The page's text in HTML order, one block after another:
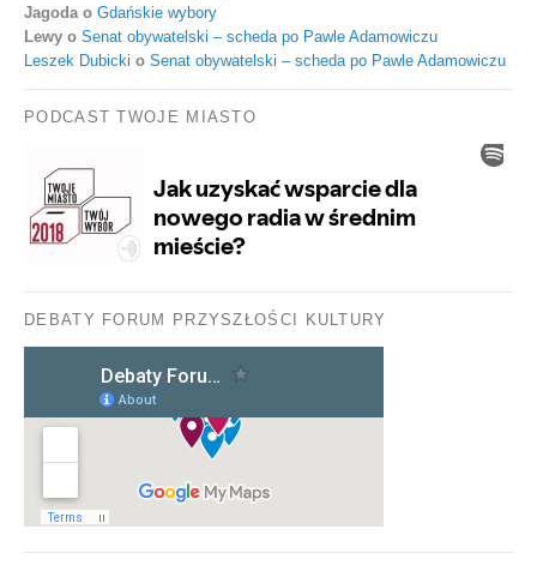
Jagoda o Gdańskie wybory
Lewy o Senat obywatelski – scheda po Pawle Adamowiczu
Leszek Dubicki o Senat obywatelski – scheda po Pawle Adamowiczu
PODCAST TWOJE MIASTO
DEBATY FORUM PRZYSZŁOŚCI KULTURY